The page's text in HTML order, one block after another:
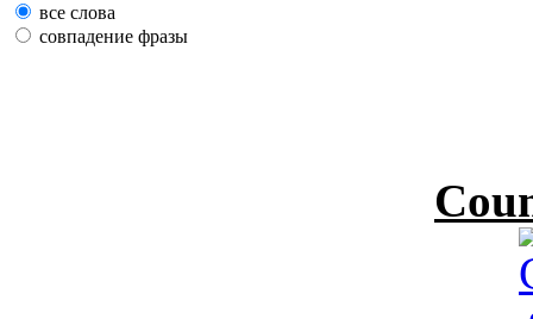
все слова
совпадение фразы